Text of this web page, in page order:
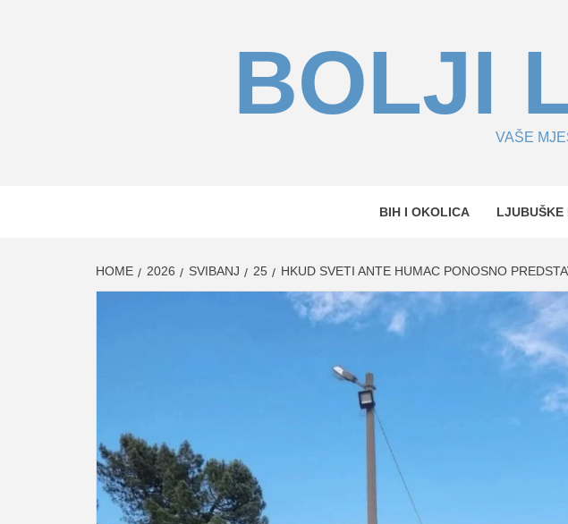
BOLJI
VAŠE
BIH I OKOLICA LJUBUŠKE
HOME 2026 SVIBANJ 25 HKUD SVETI ANTE HUMAC PONOSNO